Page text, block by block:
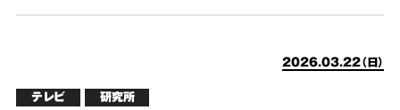
2026.03.22（日）
テレビ 研究所